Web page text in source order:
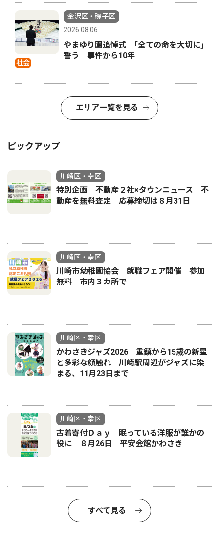
社会
金沢区・磯子区
2026.08.06
やまゆり園追悼式 ｢全ての命を大切に｣
誓う 事件から10年
エリア一覧を見る
ピックアップ
川崎区・幸区
特別企画 不動産２社×タウンニュース 不
動産を無料査定 応募締切は８月31日
川崎区・幸区
川崎市幼稚園協会 就職フェア開催 参加
無料 市内３カ所で
川崎区・幸区
かわさきジャズ2026 重鎮から15歳の新星
と多彩な顔触れ 川崎駅周辺がジャズに染
まる、11月23日まで
川崎区・幸区
古着寄付Ｄａｙ 眠っている洋服が誰かの
役に ８月26日 平安会館かわさき
すべて見る